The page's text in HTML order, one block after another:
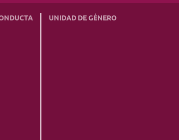
UNIDAD DE GÉNERO